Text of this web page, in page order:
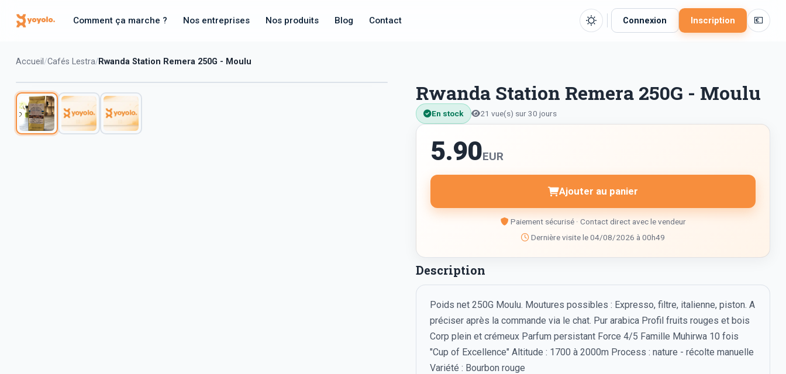
Comment ça marche ? Nos entreprises Nos produits Blog Contact Connexion Inscription 💶
Accueil Cafés Lestra Rwanda Station Remera 250G - Moulu
Rwanda Station Remera 250G - Moulu
En stock 21 vue(s) sur 30 jours
5.90EUR
Ajouter au panier
Paiement sécurisé · Contact direct avec le vendeur
Dernière visite le 04/08/2026 à 00h49
Description
Poids net 250G Moulu. Moutures possibles : Expresso, filtre, italienne, piston. A
préciser après la commande via le chat. Pur arabica Profil fruits rouges et bois
Corp plein et crémeux Parfum persistant Force 4/5 Famille Muhirwa 10 fois
"Cup of Excellence" Altitude : 1700 à 2000m Process : nature - récolte manuelle
Variété : Bourbon rouge